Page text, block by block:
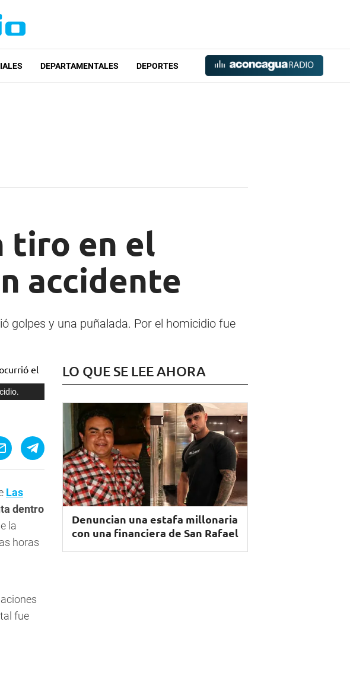
DEPARTAMENTALES DEPORTES
tiro en el
accidente
golpes y una puñalada. Por el homicidio fue
Las
dentro
la
horas
fue
LO QUE SE LEE AHORA
Denuncian una estafa millonaria
con una financiera de San Rafael